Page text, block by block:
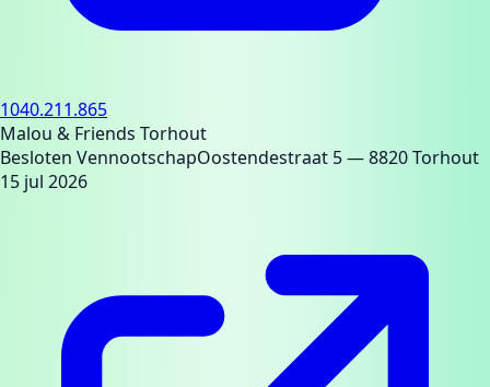
1040.211.865
Malou & Friends Torhout
Besloten VennootschapOostendestraat 5— 8820 Torhout
15 jul 2026